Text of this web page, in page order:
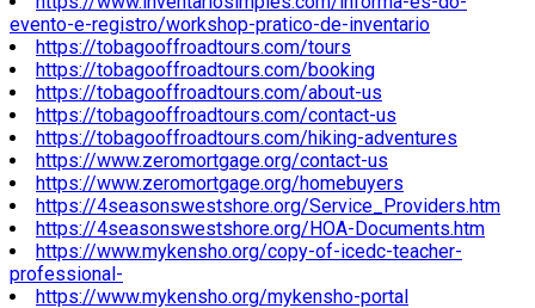
evento-e-registro/workshop-pratico-de-inventario
https://tobagooffroadtours.com/tours
https://tobagooffroadtours.com/booking
https://tobagooffroadtours.com/about-us
https://tobagooffroadtours.com/contact-us
https://tobagooffroadtours.com/hiking-adventures
https://www.zeromortgage.org/contact-us
https://www.zeromortgage.org/homebuyers
https://4seasonswestshore.org/Service_Providers.htm
https://4seasonswestshore.org/HOA-Documents.htm
https://www.mykensho.org/copy-of-icedc-teacher-
professional-
https://www.mykensho.org/mykensho-portal